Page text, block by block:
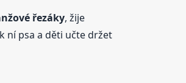
řezáky, žije
ní psa a děti učte držet